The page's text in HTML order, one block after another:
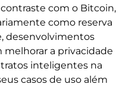
com o Bitcoin,
como reserva
desenvolvimentos
a privacidade
inteligentes na
casos de uso além